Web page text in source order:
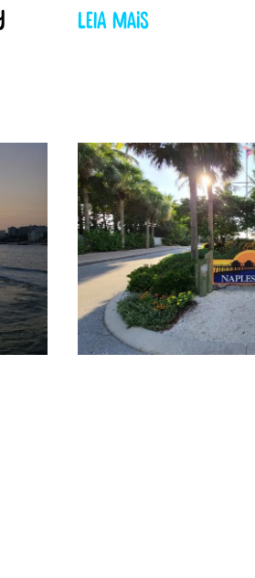
Leia mais